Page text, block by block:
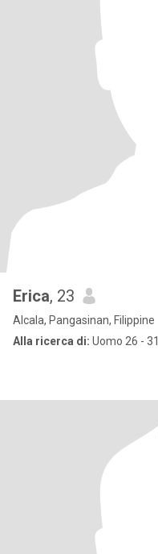
Erica, 23
Alcala, Pangasinan, Filippine
Alla ricerca di: Uomo 26 - 31